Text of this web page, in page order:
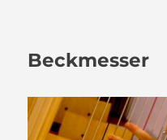
Beckmesser